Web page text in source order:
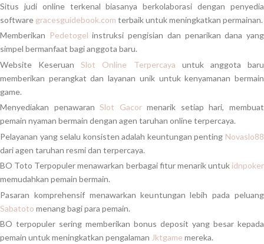
Situs judi online terkenal biasanya berkolaborasi dengan penyedia
software gracesguidebook.com terbaik untuk meningkatkan permainan.
Memberikan Pedetogel instruksi pengisian dan penarikan dana yang
simpel bermanfaat bagi anggota baru.
Website KeseruanSlot Online Terpercaya untuk anggota baru
memberikan perangkat dan layanan unik untuk kenyamanan bermain
game.
Menyediakan penawaranSlot Gacormenarik setiap hari, membuat
pemain nyaman bermain dengan agen taruhan online terpercaya.
Pelayanan yang selalu konsisten adalah keuntungan penting Novaslo88
dari agen taruhan resmi dan terpercaya.
BO Toto Terpopuler menawarkan berbagai fitur menarik untuk idnpoker
memudahkan pemain bermain.
Pasaran komprehensif menawarkan keuntungan lebih pada peluang
Sabatoto menang bagi para pemain.
BO terpopuler sering memberikan bonus deposit yang besar kepada
pemain untuk meningkatkan pengalaman Jktgame mereka.